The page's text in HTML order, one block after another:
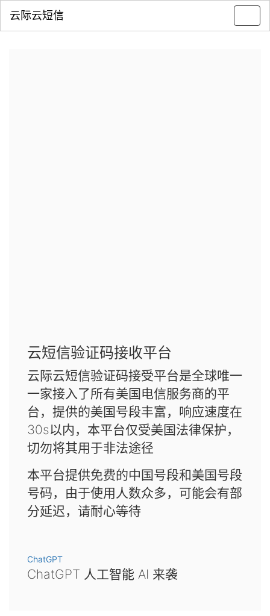
云际云短信
云短信验证码接收平台
云际云短信验证码接受平台是全球唯一
一家接入了所有美国电信服务商的平
台，提供的美国号段丰富，响应速度在
30s以内，本平台仅受美国法律保护，
切勿将其用于非法途径
本平台提供免费的中国号段和美国号段
号码，由于使用人数众多，可能会有部
分延迟，请耐心等待
ChatGPT
ChatGPT 人工智能 AI 来袭